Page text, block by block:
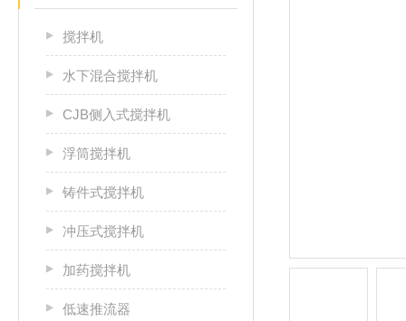
搅拌机
水下混合搅拌机
CJB侧入式搅拌机
浮筒搅拌机
铸件式搅拌机
冲压式搅拌机
加药搅拌机
低速推流器